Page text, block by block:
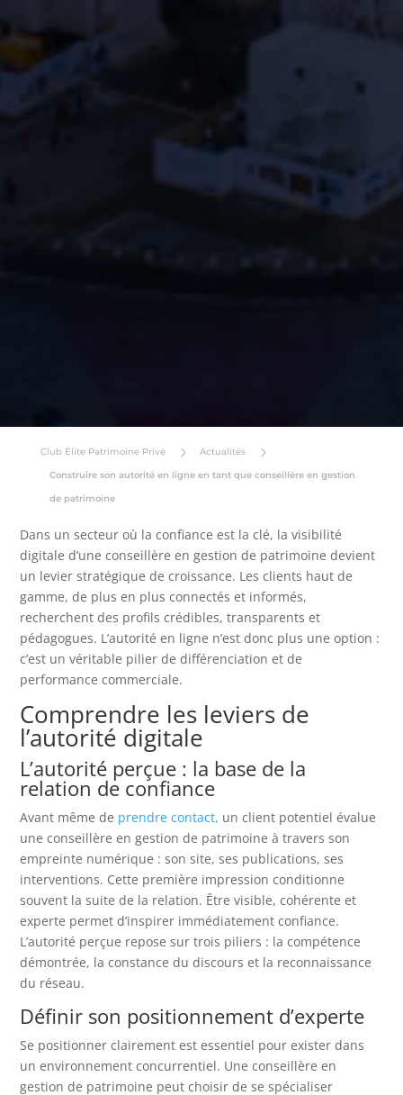
Club Élite Patrimoine Privé 5 Actualités 5
Construire son autorité en ligne en tant que conseillère en gestion
de patrimoine
Dans un secteur où la confiance est la clé, la visibilité
digitale d’une conseillère en gestion de patrimoine devient
un levier stratégique de croissance. Les clients haut de
gamme, de plus en plus connectés et informés,
recherchent des profils crédibles, transparents et
pédagogues. L’autorité en ligne n’est donc plus une option :
c’est un véritable pilier de différenciation et de
performance commerciale.
Comprendre les leviers de
l’autorité digitale
L’autorité perçue : la base de la
relation de confiance
Avant même de prendre contact, un client potentiel évalue
une conseillère en gestion de patrimoine à travers son
empreinte numérique : son site, ses publications, ses
interventions. Cette première impression conditionne
souvent la suite de la relation. Être visible, cohérente et
experte permet d’inspirer immédiatement confiance.
L’autorité perçue repose sur trois piliers : la compétence
démontrée, la constance du discours et la reconnaissance
du réseau.
Définir son positionnement d’experte
Se positionner clairement est essentiel pour exister dans
un environnement concurrentiel. Une conseillère en
gestion de patrimoine peut choisir de se spécialiser